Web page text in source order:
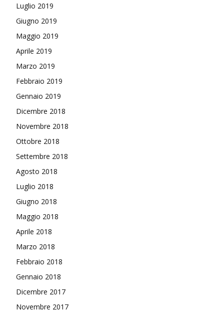
Luglio 2019
Giugno 2019
Maggio 2019
Aprile 2019
Marzo 2019
Febbraio 2019
Gennaio 2019
Dicembre 2018
Novembre 2018
Ottobre 2018
Settembre 2018
Agosto 2018
Luglio 2018
Giugno 2018
Maggio 2018
Aprile 2018
Marzo 2018
Febbraio 2018
Gennaio 2018
Dicembre 2017
Novembre 2017